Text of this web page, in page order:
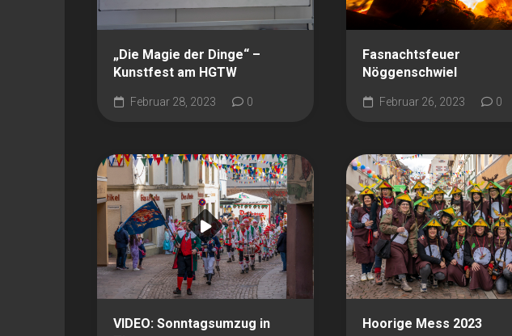
„Die Magie der Dinge“ –
Kunstfest am HGTW
Februar 28, 2023 0
Fasnachtsfeuer
Nöggenschwiel
Februar 26, 2023 0
VIDEO: Sonntagsumzug in
Hoorige Mess 2023